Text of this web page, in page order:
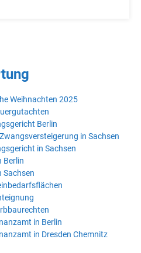
Weihnachten 2025
Berlin
in Sachsen
in Sachsen
Berlin
Sachsen
in Berlin
in Dresden Chemnitz